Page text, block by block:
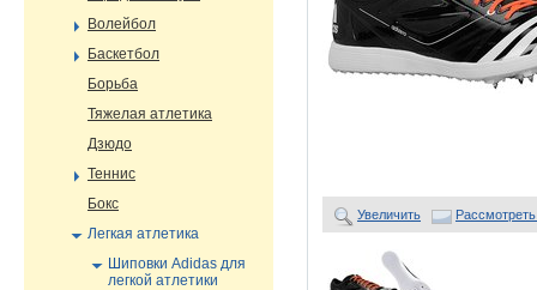
Увеличить
Волейбол
Баскетбол
Борьба
Тяжелая атлетика
Дзюдо
Теннис
Бокс
Легкая атлетика
Шиповки Adidas для
легкой атлетики